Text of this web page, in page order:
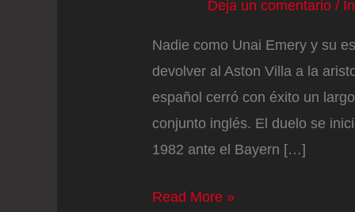
Deja un comentario /
Nadie como Unai Emery y su
devolver al Aston Villa a la
español cerró con éxito un
conjunto inglés. El duelo se
1982 ante el Bayern […]
Emery
Read More »